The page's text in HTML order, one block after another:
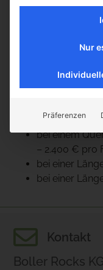
berechnet:
Festmeter x Preis
bei einer
von 13cm bis
– 2.200€ pro
bei einem
– 2.400 € pro
bei einer
bei einer
Kontakt
Boller Rocks KG
Nur
Präferenzen